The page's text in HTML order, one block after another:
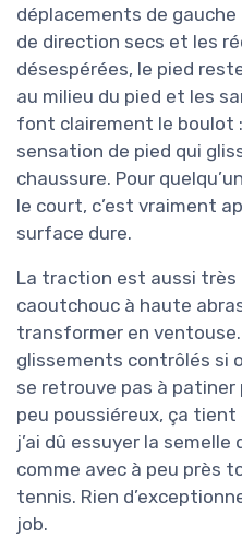
déplacements de
de direction secs et les
désespérées, le pied
au milieu du pied et les
font clairement le boulot
sensation de pied qui
chaussure. Pour
le court, c’est vraiment
surface dure.
La traction est aussi très
caoutchouc à haute
transformer en
glissements contrôlés si
se retrouve pas à patiner
peu poussiéreux, ça
j’ai dû essuyer la
comme avec à peu près
tennis. Rien
job.